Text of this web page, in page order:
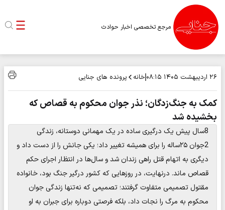
مرجع تخصصی اخبار حوادث
۲۶ اردیبهشت ۱۴۰۵ ۰۸:۱۵ خانه پرونده های جنایی
کمک به جنگ‌زدگان؛ نذر جوان محکوم به قصاص که
بخشیده شد
8سال پیش یک درگیری ساده در یک مهمانی دوستانه، زندگی
2جوان ۲۵ساله را برای همیشه تغییر داد؛ یکی جانش را از دست داد و
دیگری به اتهام قتل راهی زندان شد و سال‌ها در انتظار اجرای حکم
قصاص ماند. درنهایت، در روزهایی که کشور درگیر جنگ بود، خانواده
مقتول تصمیمی متفاوت گرفتند؛ تصمیمی که نه‌تنها زندگی جوان
محکوم به مرگ را نجات داد، بلکه فرصتی دوباره برای جبران به او